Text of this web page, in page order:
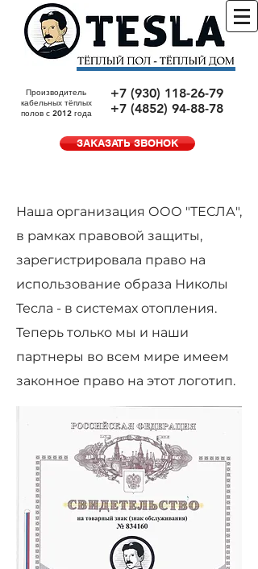
Производитель
кабельных тёплых
полов с 2012 года
+7 (930) 118-26-79
+7 (4852) 94-88-78
ЗАКАЗАТЬ ЗВОНОК
Наша организация ООО "ТЕСЛА",
в рамках правовой защиты,
зарегистрировала право на
использование образа Николы
Тесла - в системах отопления.
Теперь только мы и наши
партнеры во всем мире имеем
законное право на этот логотип.